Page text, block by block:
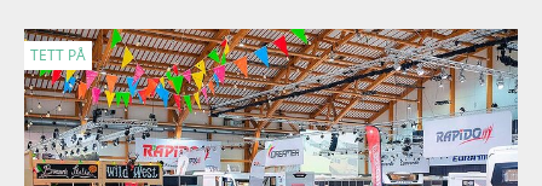
TETT PÅ